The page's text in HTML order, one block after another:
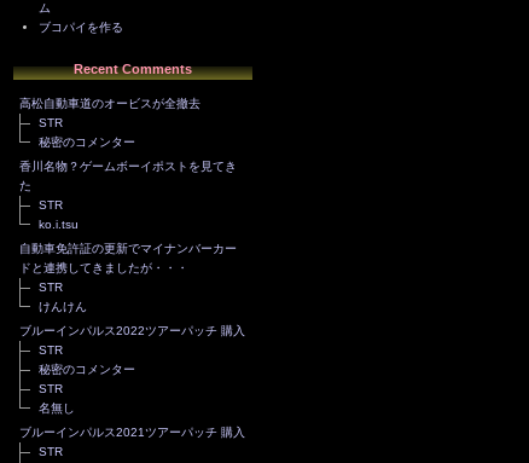
ム
ブコパイを作る
Recent Comments
高松自動車道のオービスが全撤去
STR
秘密のコメンター
香川名物？ゲームボーイポストを見てき
た
STR
ko.i.tsu
自動車免許証の更新でマイナンバーカー
ドと連携してきましたが・・・
STR
けんけん
ブルーインパルス2022ツアーパッチ 購入
STR
秘密のコメンター
STR
名無し
ブルーインパルス2021ツアーパッチ 購入
STR